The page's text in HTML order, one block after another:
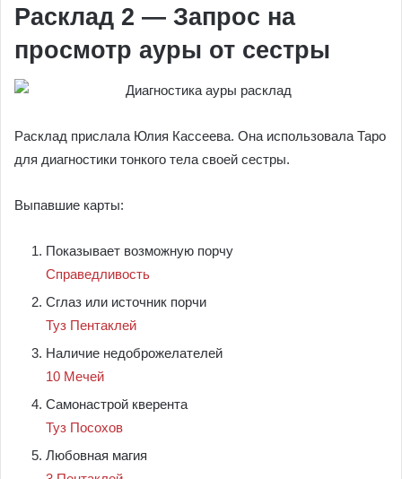
Расклад 2 — Запрос на
просмотр ауры от сестры
Расклад прислала Юлия Кассеева. Она использовала Таро
для диагностики тонкого тела своей сестры.
Выпавшие карты:
Показывает возможную порчу
Справедливость
Сглаз или источник порчи
Туз Пентаклей
Наличие недоброжелателей
10 Мечей
Самонастрой кверента
Туз Посохов
Любовная магия